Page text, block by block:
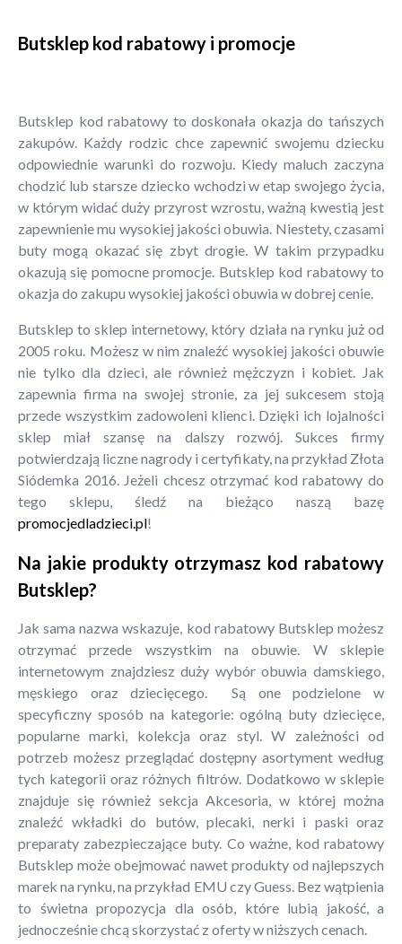
Butsklep kod rabatowy i promocje
Butsklep kod rabatowy to doskonała okazja do tańszych
zakupów. Każdy rodzic chce zapewnić swojemu dziecku
odpowiednie warunki do rozwoju. Kiedy maluch zaczyna
chodzić lub starsze dziecko wchodzi w etap swojego życia,
w którym widać duży przyrost wzrostu, ważną kwestią jest
zapewnienie mu wysokiej jakości obuwia. Niestety, czasami
buty mogą okazać się zbyt drogie. W takim przypadku
okazują się pomocne promocje. Butsklep kod rabatowy to
okazja do zakupu wysokiej jakości obuwia w dobrej cenie.
Butsklep to sklep internetowy, który działa na rynku już od
2005 roku. Możesz w nim znaleźć wysokiej jakości obuwie
nie tylko dla dzieci, ale również mężczyzn i kobiet. Jak
zapewnia firma na swojej stronie, za jej sukcesem stoją
przede wszystkim zadowoleni klienci. Dzięki ich lojalności
sklep miał szansę na dalszy rozwój. Sukces firmy
potwierdzają liczne nagrody i certyfikaty, na przykład Złota
Siódemka 2016. Jeżeli chcesz otrzymać kod rabatowy do
tego sklepu, śledź na bieżąco naszą bazę
promocjedladzieci.pl!
Na jakie produkty otrzymasz kod rabatowy
Butsklep?
Jak sama nazwa wskazuje, kod rabatowy Butsklep możesz
otrzymać przede wszystkim na obuwie. W sklepie
internetowym znajdziesz duży wybór obuwia damskiego,
męskiego oraz dziecięcego. Są one podzielone w
specyficzny sposób na kategorie: ogólną buty dziecięce,
popularne marki, kolekcja oraz styl. W zależności od
potrzeb możesz przeglądać dostępny asortyment według
tych kategorii oraz różnych filtrów. Dodatkowo w sklepie
znajduje się również sekcja Akcesoria, w której można
znaleźć wkładki do butów, plecaki, nerki i paski oraz
preparaty zabezpieczające buty. Co ważne, kod rabatowy
Butsklep może obejmować nawet produkty od najlepszych
marek na rynku, na przykład EMU czy Guess. Bez wątpienia
to świetna propozycja dla osób, które lubią jakość, a
jednocześnie chcą skorzystać z oferty w niższych cenach.